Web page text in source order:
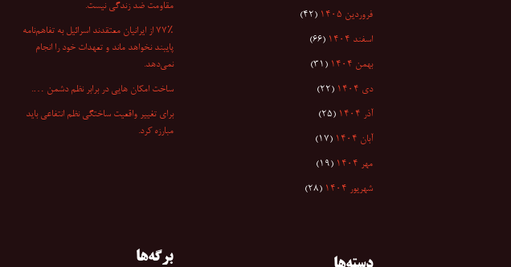
مقاومت ضد زندگی نیست.
۷۷٪ از ایرانیان معتقدند اسرائیل به تفاهم‌نامه
پایبند نخواهد ماند و تعهدات خود را انجام
نمی‌دهد.
ساخت امکان هایی در برابر نظم دشمن ….
برای تغییر واقعیت ساختگی نظم انتفاعی باید
مبارزه کرد.
فروردین ۱۴۰۵ (۴۲)
اسفند ۱۴۰۴ (۶۶)
بهمن ۱۴۰۴ (۳۱)
دی ۱۴۰۴ (۲۲)
آذر ۱۴۰۴ (۲۵)
آبان ۱۴۰۴ (۱۷)
مهر ۱۴۰۴ (۱۹)
شهریور ۱۴۰۴ (۲۸)
برگه‌ها